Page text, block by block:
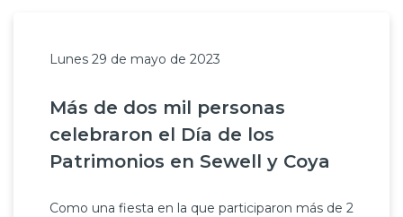
Sustentabilidad
Innovación
Lunes 29 de mayo de 2023
Más de dos mil personas
celebraron el Día de los
Patrimonios en Sewell y Coya
Como una fiesta en la que participaron más de 2